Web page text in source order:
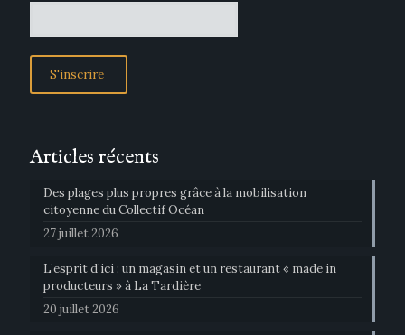
Articles récents
Des plages plus propres grâce à la mobilisation
citoyenne du Collectif Océan
27 juillet 2026
L’esprit d’ici : un magasin et un restaurant « made in
producteurs » à La Tardière
20 juillet 2026